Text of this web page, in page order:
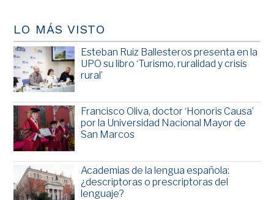
LO MÁS VISTO
Esteban Ruiz Ballesteros presenta en la
UPO su libro ‘Turismo, ruralidad y crisis
rural’
Francisco Oliva, doctor ‘Honoris Causa’
por la Universidad Nacional Mayor de
San Marcos
Academias de la lengua española:
¿descriptoras o prescriptoras del
lenguaje?